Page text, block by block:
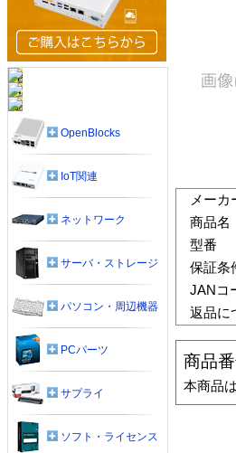
メーカ
商品名
型番
保証条
JANコ
返品に
商品
本商品
OpenBlocks
IoT関連
ネットワーク
サーバ・ストレージ
パソコン・周辺機器
PCパーツ
サプライ
ソフト・ライセンス